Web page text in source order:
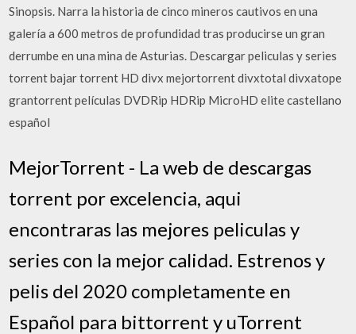
Sinopsis. Narra la historia de cinco mineros cautivos en una
galería a 600 metros de profundidad tras producirse un gran
derrumbe en una mina de Asturias. Descargar peliculas y series
torrent bajar torrent HD divx mejortorrent divxtotal divxatope
grantorrent películas DVDRip HDRip MicroHD elite castellano
español
MejorTorrent - La web de descargas
torrent por excelencia, aqui
encontraras las mejores peliculas y
series con la mejor calidad. Estrenos y
pelis del 2020 completamente en
Español para bittorrent y uTorrent